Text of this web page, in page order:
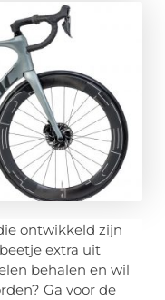
ontwikkeld zijn
extra uit
behalen en wil
Ga voor de